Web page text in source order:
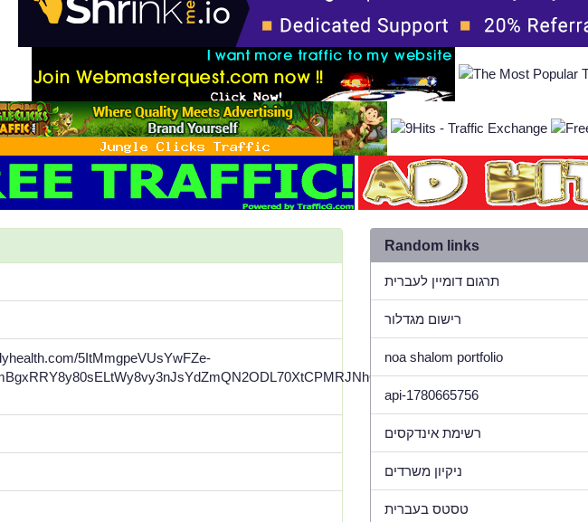
5ItMmgpeVUsYwFZe-
Random links
תרגום דומיין לעברית
רישום מגדלור
noa shalom portfolio
api-1780665756
רשימת אינדקסים
ניקיון משרדים
טסטס בעברית